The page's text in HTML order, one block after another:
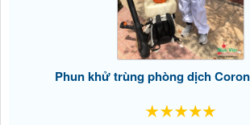
Phun khử trùng phòng dịch